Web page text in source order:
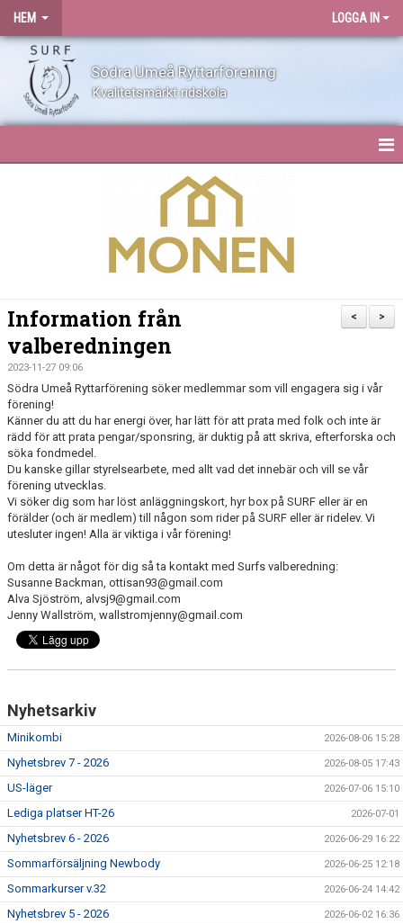
HEM LOGGA IN
Södra Umeå Ryttarförening
Kvalitetsmärkt ridskola
ANLÄGGNING
BLI MEDLEM
RIDHUSBOKNINGAR
IDEELLT ARBETE
PROVISIONSFÖRSÄLJNING
FRAMSTEG
BOTNIA HÄSTKLINIK
SURF-FONDEN
SURF-HÄNG
BOKNINGAR
>
<
Information från
valberedningen
2023-11-27 09:06
Södra Umeå Ryttarförening söker medlemmar som vill engagera sig i vår
förening!
Känner du att du har energi över, har lätt för att prata med folk och inte är
rädd för att prata pengar/sponsring, är duktig på att skriva, efterforska och
söka fondmedel.
Du kanske gillar styrelsearbete, med allt vad det innebär och vill se vår
förening utvecklas.
Vi söker dig som har löst anläggningskort, hyr box på SURF eller är en
förälder (och är medlem) till någon som rider på SURF eller är ridelev. Vi
utesluter ingen! Alla är viktiga i vår förening!
Om detta är något för dig så ta kontakt med Surfs valberedning:
Susanne Backman, ottisan93@gmail.com
Alva Sjöström, alvsj9@gmail.com
Jenny Wallström, wallstromjenny@gmail.com
Nyhetsarkiv
Minikombi 2026-08-06 15:28
Nyhetsbrev 7 - 2026 2026-08-05 17:43
US-läger 2026-07-06 15:10
Lediga platser HT-26 2026-07-01
Nyhetsbrev 6 - 2026 2026-06-29 16:22
Sommarförsäljning Newbody 2026-06-25 12:18
Sommarkurser v.32 2026-06-24 14:42
Nyhetsbrev 5 - 2026 2026-06-02 16:36